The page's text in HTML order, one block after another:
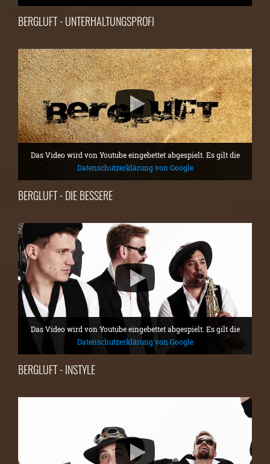
BERGLUFT - UNTERHALTUNGSPROFI
Das Video wird von Youtube eingebettet abgespielt. Es gilt die
Datenschutzerklärung von Google
BERGLUFT - DIE BESSERE
Das Video wird von Youtube eingebettet abgespielt. Es gilt die
Datenschutzerklärung von Google
BERGLUFT - INSTYLE